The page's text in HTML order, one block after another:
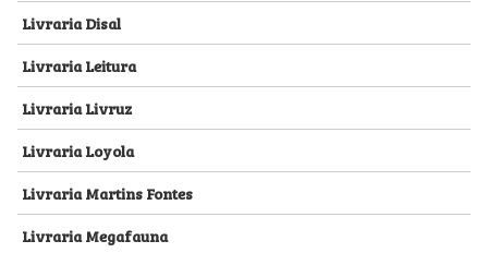
Livraria Disal
Livraria Leitura
Livraria Livruz
Livraria Loyola
Livraria Martins Fontes
Livraria Megafauna